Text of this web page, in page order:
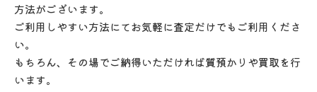
方法がございます。
ご利用しやすい方法にてお気軽に査定だけでもご利用くださ
い。
もちろん、その場でご納得いただければ質預かりや買取を行
います。